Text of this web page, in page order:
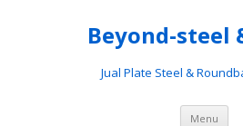
Beyond-steel
Jual Plate Steel &
Menu Skip